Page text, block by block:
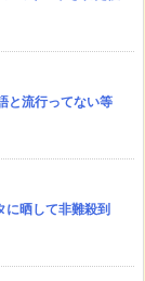
と流行ってない等
に晒して非難殺到